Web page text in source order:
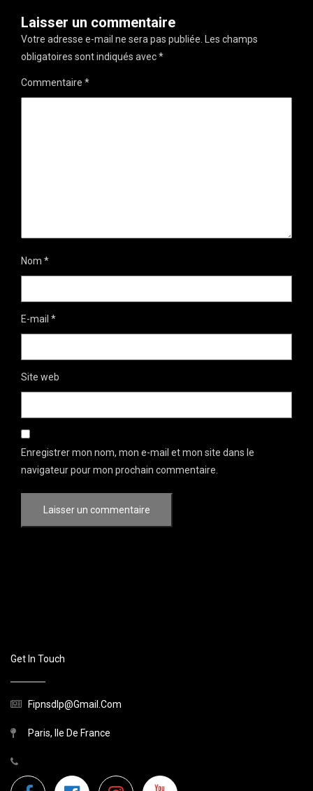
Laisser un commentaire
Votre adresse e-mail ne sera pas publiée. Les champs
obligatoires sont indiqués avec*
Commentaire *
Nom *
E-mail *
Site web
Enregistrer mon nom, mon e-mail et mon site dans le
navigateur pour mon prochain commentaire.
Get In Touch
Fipnsdlp@gmail.com
Paris, Ile De France